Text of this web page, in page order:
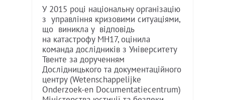
У 2015 році національну організацію
з управління кризовими ситуаціями,
що виникла у відповідь
на катастрофу MH17, оцінила
команда дослідників з Університету
Твенте за дорученням
Дослідницького та документаційного
центру (Wetenschappelijke
Onderzoek-en Documentatiecentrum)